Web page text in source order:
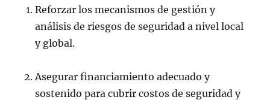
Reforzar los mecanismos de gestión y
análisis de riesgos de seguridad a nivel local
y global.
Asegurar financiamiento adecuado y
sostenido para cubrir costos de seguridad y